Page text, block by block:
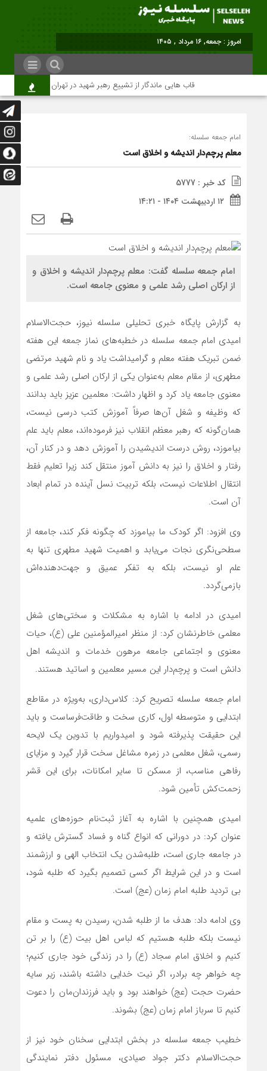
برابر با : Friday - 7 August - 20
قاب هایی ماندگار از تشییع رهبر شهید در تهران
امام جمعه سلسله:
معلم پرچم‌دار اندیشه و اخلاق است
کد خبر : 5777
۱۲ اردیبهشت ۱۴۰۴ - ۱۴:۲۱
امام جمعه سلسله گفت: معلم پرچم‌دار اندیشه و اخلاق و
از ارکان اصلی رشد علمی و معنوی جامعه است.
به گزارش پایگاه خبری تحلیلی سلسله نیوز، حجت‌الاسلام
امیدی امام جمعه سلسله در خطبه‌های نماز جمعه این هفته
ضمن تبریک هفته معلم و گرامیداشت یاد و نام شهید مرتضی
مطهری، از مقام معلم به‌عنوان یکی از ارکان اصلی رشد علمی و
معنوی جامعه یاد کرد و اظهار داشت: معلمین عزیز باید بدانند
که وظیفه و شغل آن‌ها صرفاً آموزش کتب درسی نیست،
همان‌گونه که رهبر معظم انقلاب نیز فرموده‌اند، معلم باید علم
بیاموزد، روش درست اندیشیدن را آموزش دهد و در کنار آن،
رفتار و اخلاق را نیز به دانش آموز منتقل کند زیرا تعلیم فقط
انتقال اطلاعات نیست، بلکه تربیت نسل آینده در تمام ابعاد
آن است.
وی افزود: اگر کودک ما بیاموزد که چگونه فکر کند، جامعه از
سطحی‌نگری نجات می‌یابد و اهمیت شهید مطهری تنها به
علم او نیست، بلکه به تفکر عمیق و جهت‌دهنده‌اش
باز‌می‌گردد.
امیدی در ادامه با اشاره به مشکلات و سختی‌های شغل
معلمی خاطرنشان کرد: از منظر امیرالمؤمنین علی (ع)، حیات
معنوی و اجتماعی جامعه مرهون خدمات و اندیشه اهل
دانش است و پرچم‌دار این مسیر معلمین و اساتید هستند.
امام جمعه سلسله تصریح کرد: کلاس‌داری، به‌ویژه در مقاطع
ابتدایی و متوسطه اول، کاری سخت و طاقت‌فرساست و باید
این حقیقت پذیرفته شود و امیدواریم با تدوین یک لایحه
رسمی، شغل معلمی در زمره مشاغل سخت قرار گیرد و مزایای
رفاهی مناسب، از مسکن تا سایر امکانات، برای این قشر
زحمت‌کش تأمین شود.
امیدی همچنین با اشاره به آغاز ثبت‌نام حوزه‌های علمیه
عنوان کرد: در دورانی که انواع گناه و فساد گسترش یافته و
در جامعه جاری است، طلبه‌شدن یک انتخاب الهی و ارزشمند
است و در این شرایط اگر کسی تصمیم بگیرد که طلبه شود،
بی تردید طلبه امام زمان (عج) است.
وی ادامه داد: هدف ما از طلبه شدن، رسیدن به پست و مقام
نیست بلکه طلبه هستیم که لباس اهل بیت (ع) را بر تن
کنیم و اخلاق امام سجاد (ع) را در زندگی خود جاری کنیم؛
چه خواهر چه برادر، اگر نیت خدایی داشته باشند، زیر سایه
حضرت حجت (عج) خواهند بود و باید فرزندان‌مان را دعوت
کنیم تا سرباز امام زمان (عج) بشوند.
خطیب جمعه سلسله در بخش ابتدایی سخنان خود نیز از
حجت‌الاسلام دکتر جواد صیادی، مسئول دفتر نمایندگی